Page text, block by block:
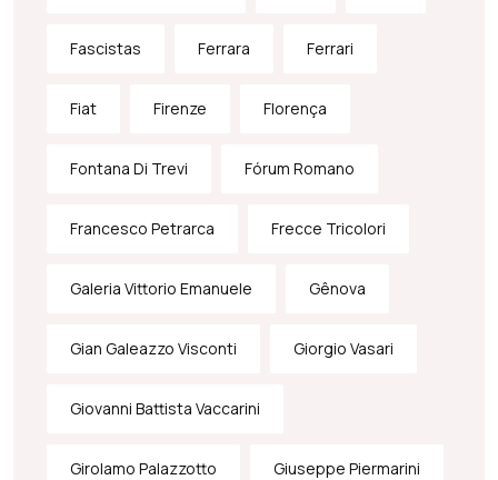
Fascistas Ferrara Ferrari
Fiat Firenze Florença
Fontana Di Trevi Fórum Romano
Francesco Petrarca Frecce Tricolori
Galeria Vittorio Emanuele Gênova
Gian Galeazzo Visconti Giorgio Vasari
Giovanni Battista Vaccarini
Girolamo Palazzotto Giuseppe Piermarini